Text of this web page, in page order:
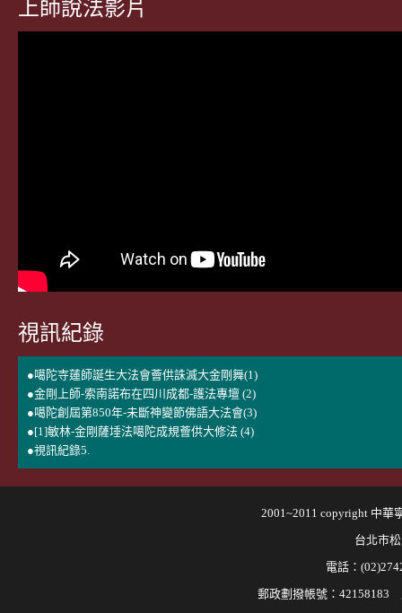
上師說法影片
視訊紀錄
●噶陀寺蓮師誕生大法會薈供誅滅大金剛舞(1)
●金剛上師-索南諾布在四川成都-護法專壇 (2)
●噶陀創屆第850年-未斷神變節佛語大法會(3)
●[1]敏林-金剛薩埵法噶陀成規薈供大修法 (4)
●視訊紀錄5.
2001~2011 copyright 中華
台北市
電話：
郵政劃撥帳號：42158183